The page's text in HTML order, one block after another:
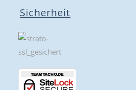
Sicherheit